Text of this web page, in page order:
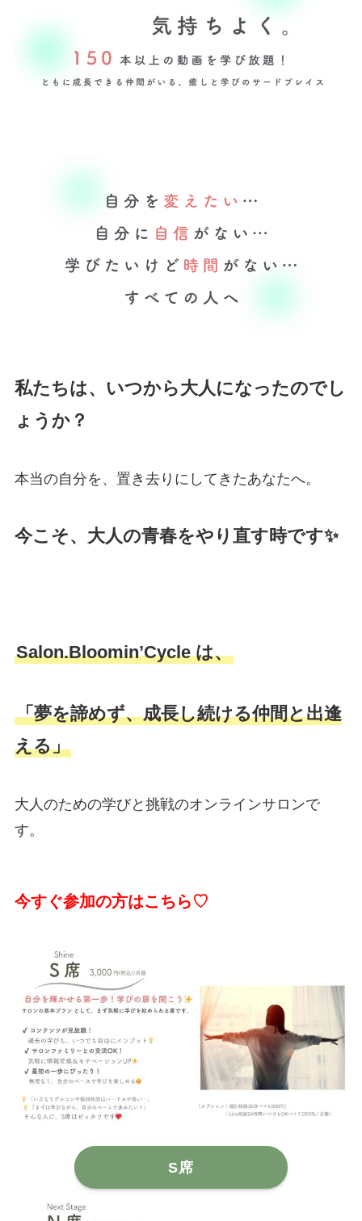
私たちは、いつから大人になったのでし
ょうか？
本当の自分を、置き去りにしてきたあなたへ。
今こそ、大人の青春をやり直す時です✨
Salon.Bloomin’Cycle は、
「夢を諦めず、成長し続ける仲間と出逢
える」
大人のための学びと挑戦のオンラインサロンで
す。
今すぐ参加の方はこちら♡
S席